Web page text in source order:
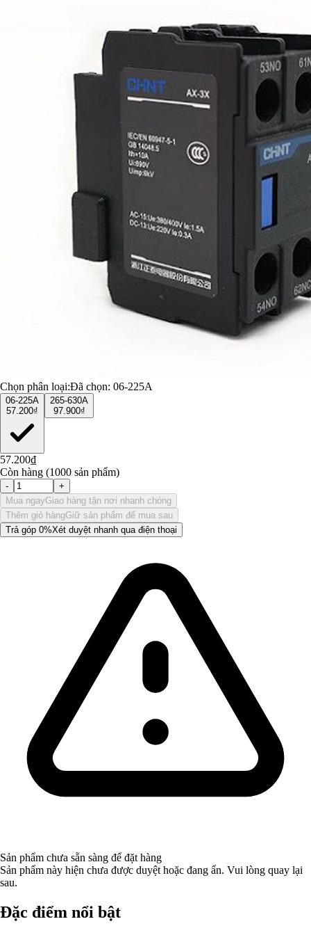
Chọn phân loại:Đã chọn: 06-225A
06-225A
57.200₫
265-630A
97.900₫
57.200₫
Còn hàng (1000 sản phẩm)
-
+
Mua ngayGiao hàng tận nơi nhanh chóng
Thêm giỏ hàngGiữ sản phẩm để mua sau
Trả góp 0%Xét duyệt nhanh qua điện thoại
Sản phẩm chưa sẵn sàng để đặt hàng
Sản phẩm này hiện chưa được duyệt hoặc đang ẩn. Vui lòng quay lại
sau.
Đặc điểm nổi bật